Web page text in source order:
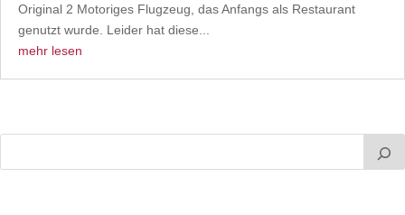
Original 2 Motoriges Flugzeug, das Anfangs als Restaurant
genutzt wurde. Leider hat diese...
mehr lesen